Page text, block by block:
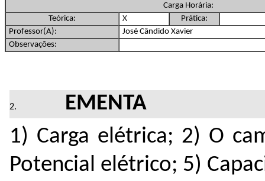
Carga Horária:
Teórica:
X
Prática:
Professor(A):
José Cândido Xavier
Observações:
EMENTA
1) Carga elétrica; 2) O
Potencial elétrico; 5)